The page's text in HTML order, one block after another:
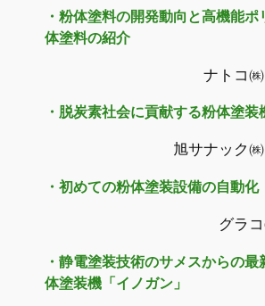
・粉体塗料の開発動向と高機能ポ
体塗料の紹介
ナトコ
・脱炭素社会に貢献する粉体塗装
旭サナック
・初めての粉体塗装設備の自動化
グラ
・静電塗装技術のサメスからの最
体塗装機「イノガン」